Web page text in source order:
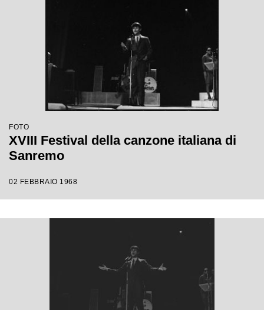
FOTO
XVIII Festival della canzone italiana di
Sanremo
02 FEBBRAIO 1968